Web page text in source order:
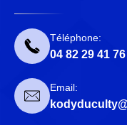
Téléphone:
04 82 29 41 76
Email: